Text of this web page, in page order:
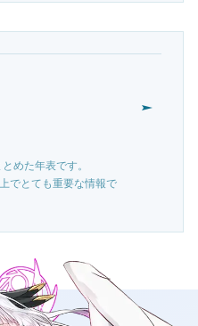
めた年表です。
でとても重要な情報で